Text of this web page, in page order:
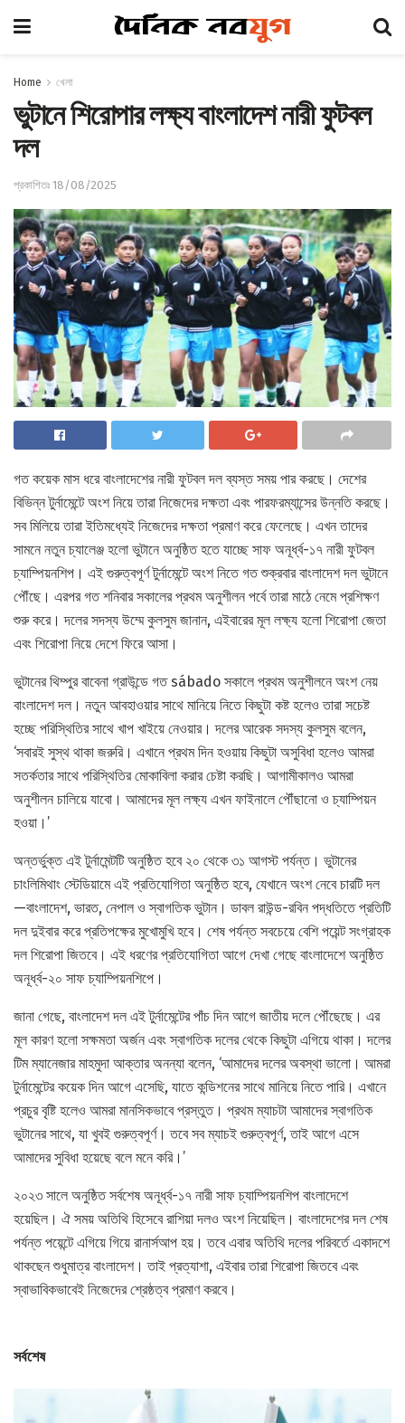
Home খেলা
ভুটানে শিরোপার লক্ষ্য বাংলাদেশ নারী ফুটবল
দল
প্রকাশিতঃ 18/08/2025
গত কয়েক মাস ধরে বাংলাদেশের নারী ফুটবল দল ব্যস্ত সময় পার করছে। দেশের
বিভিন্ন টুর্নামেন্টে অংশ নিয়ে তারা নিজেদের দক্ষতা এবং পারফরম্যান্সের উন্নতি করছে।
সব মিলিয়ে তারা ইতিমধ্যেই নিজেদের দক্ষতা প্রমাণ করে ফেলেছে। এখন তাদের
সামনে নতুন চ্যালেঞ্জ হলো ভুটানে অনুষ্ঠিত হতে যাচ্ছে সাফ অনূর্ধ্ব-১৭ নারী ফুটবল
চ্যাম্পিয়নশিপ। এই গুরুত্বপূর্ণ টুর্নামেন্টে অংশ নিতে গত শুক্রবার বাংলাদেশ দল ভুটানে
পৌঁছে। এরপর গত শনিবার সকালের প্রথম অনুশীলন পর্বে তারা মাঠে নেমে প্রশিক্ষণ
শুরু করে। দলের সদস্য উম্মে কুলসুম জানান, এইবারের মূল লক্ষ্য হলো শিরোপা জেতা
এবং শিরোপা নিয়ে দেশে ফিরে আসা।
ভুটানের থিম্পুর বাবেনা গ্রাউন্ডে গত sábado সকালে প্রথম অনুশীলনে অংশ নেয়
বাংলাদেশ দল। নতুন আবহাওয়ার সাথে মানিয়ে নিতে কিছুটা কষ্ট হলেও তারা সচেষ্ট
হচ্ছে পরিস্থিতির সাথে খাপ খাইয়ে নেওয়ার। দলের আরেক সদস্য কুলসুম বলেন,
‘সবারই সুস্থ থাকা জরুরি। এখানে প্রথম দিন হওয়ায় কিছুটা অসুবিধা হলেও আমরা
সতর্কতার সাথে পরিস্থিতির মোকাবিলা করার চেষ্টা করছি। আগামীকালও আমরা
অনুশীলন চালিয়ে যাবো। আমাদের মূল লক্ষ্য এখন ফাইনালে পৌঁছানো ও চ্যাম্পিয়ন
হওয়া।’
অন্তর্ভুক্ত এই টুর্নামেন্টটি অনুষ্ঠিত হবে ২০ থেকে ৩১ আগস্ট পর্যন্ত। ভুটানের
চাংলিমিথাং স্টেডিয়ামে এই প্রতিযোগিতা অনুষ্ঠিত হবে, যেখানে অংশ নেবে চারটি দল
—বাংলাদেশ, ভারত, নেপাল ও স্বাগতিক ভুটান। ডাবল রাউন্ড-রবিন পদ্ধতিতে প্রতিটি
দল দুইবার করে প্রতিপক্ষের মুখোমুখি হবে। শেষ পর্যন্ত সবচেয়ে বেশি পয়েন্ট সংগ্রাহক
দল শিরোপা জিতবে। এই ধরণের প্রতিযোগিতা আগে দেখা গেছে বাংলাদেশে অনুষ্ঠিত
অনূর্ধ্ব-২০ সাফ চ্যাম্পিয়নশিপে।
জানা গেছে, বাংলাদেশ দল এই টুর্নামেন্টের পাঁচ দিন আগে জাতীয় দলে পৌঁছেছে। এর
মূল কারণ হলো সক্ষমতা অর্জন এবং স্বাগতিক দলের থেকে কিছুটা এগিয়ে থাকা। দলের
টিম ম্যানেজার মাহমুদা আক্তার অনন্যা বলেন, ‘আমাদের দলের অবস্থা ভালো। আমরা
টুর্নামেন্টের কয়েক দিন আগে এসেছি, যাতে কন্ডিশনের সাথে মানিয়ে নিতে পারি। এখানে
প্রচুর বৃষ্টি হলেও আমরা মানসিকভাবে প্রস্তুত। প্রথম ম্যাচটা আমাদের স্বাগতিক
ভুটানের সাথে, যা খুবই গুরুত্বপূর্ণ। তবে সব ম্যাচই গুরুত্বপূর্ণ, তাই আগে এসে
আমাদের সুবিধা হয়েছে বলে মনে করি।’
২০২৩ সালে অনুষ্ঠিত সর্বশেষ অনূর্ধ্ব-১৭ নারী সাফ চ্যাম্পিয়নশিপ বাংলাদেশে
হয়েছিল। ঐ সময় অতিথি হিসেবে রাশিয়া দলও অংশ নিয়েছিল। বাংলাদেশের দল শেষ
পর্যন্ত পয়েন্টে এগিয়ে গিয়ে রানার্সআপ হয়। তবে এবার অতিথি দলের পরিবর্তে একাদশে
থাকছেন শুধুমাত্র বাংলাদেশ। তাই প্রত্যাশা, এইবার তারা শিরোপা জিতবে এবং
স্বাভাবিকভাবেই নিজেদের শ্রেষ্ঠত্ব প্রমাণ করবে।
সর্বশেষ